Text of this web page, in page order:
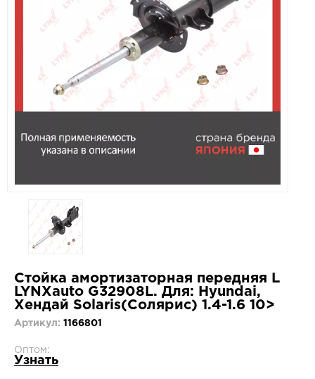
Стойка амортизаторная передняя L
LYNXauto G32908L. Для: Hyundai,
Хендай Solaris(Солярис) 1.4-1.6 10>
Артикул: 1166801
Оптом:
Узнать